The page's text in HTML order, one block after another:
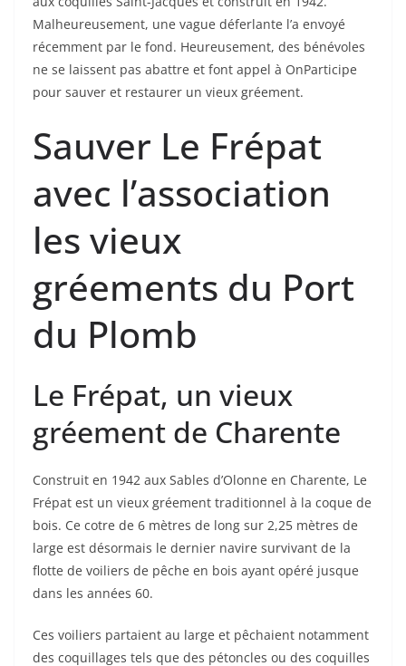
Malheureusement, une vague déferlante l’a envoyé
récemment par le fond. Heureusement, des bénévoles
ne se laissent pas abattre et font appel à OnParticipe
pour sauver et restaurer un vieux gréement.
Sauver Le Frépat
avec l’association
les vieux
gréements du Port
du Plomb
Le Frépat, un vieux
gréement de Charente
Construit en 1942 aux Sables d’Olonne en Charente, Le
Frépat est un vieux gréement traditionnel à la coque de
bois. Ce cotre de 6 mètres de long sur 2,25 mètres de
large est désormais le dernier navire survivant de la
flotte de voiliers de pêche en bois ayant opéré jusque
dans les années 60.
Ces voiliers partaient au large et pêchaient notamment
des coquillages tels que des pétoncles ou des coquilles